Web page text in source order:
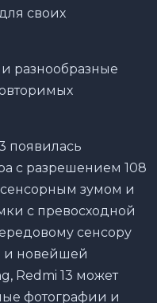
своих
разнообразные
появилась
с разрешением 108
зумом и
с превосходной
сенсору
и новейшей
Redmi 13 может
фотографии и